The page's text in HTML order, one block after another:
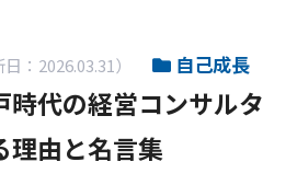
日：2026.03.31） 自己成長
時代の経営コンサルタ
理由と名言集